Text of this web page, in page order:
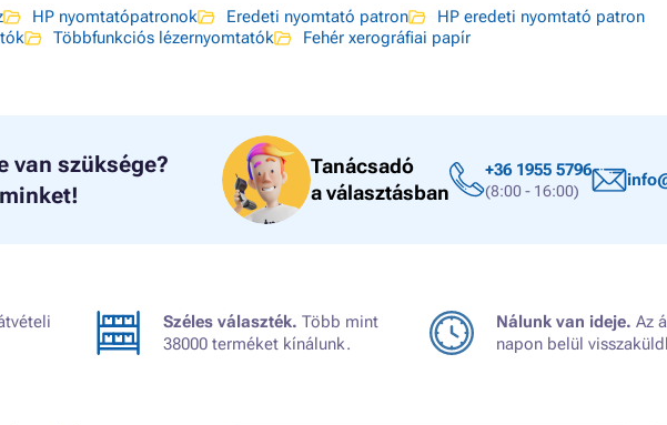
HP nyomtatópatronok Eredeti nyomtató patron
HP eredeti nyomtató patron
Többfunkciós lézernyomtatók Fehér xerográfiai papír
van szüksége?
Tanácsadó
a választásban
+36 1955 5796
(8:00 - 16:00)
Széles választék. Több mint
38000 terméket kínálunk.
Nálunk van ideje. Az
napon belül